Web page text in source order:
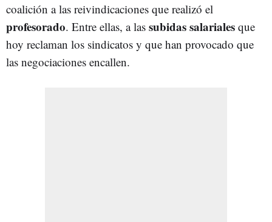
coalición a las reivindicaciones que realizó el
profesorado. Entre ellas, a las subidas salariales que
hoy reclaman los sindicatos y que han provocado que
las negociaciones encallen.